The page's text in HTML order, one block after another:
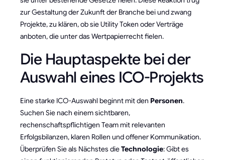
zur Gestaltung der Zukunft der Branche bei und zwang
Projekte, zu klären, ob sie Utility Token oder Verträge
anboten, die unter das Wertpapierrecht fielen.
Die Hauptaspekte bei der
Auswahl eines ICO-Projekts
Eine starke ICO-Auswahl beginnt mit den Personen.
Suchen Sie nach einem sichtbaren,
rechenschaftspflichtigen Team mit relevanten
Erfolgsbilanzen, klaren Rollen und offener Kommunikation.
Überprüfen Sie als Nächstes dieTechnologie: Gibt es